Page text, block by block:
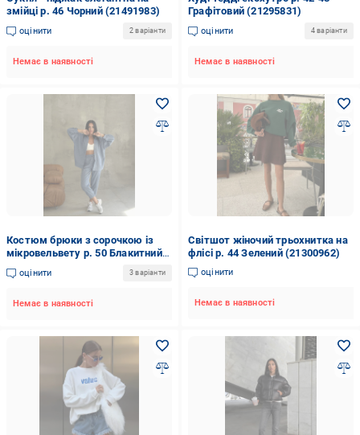
змійці р. 46 Чорний (21491983)
оцінити 2 варіанти
Немає в наявності
Графітовий (21295831)
оцінити 4 варіанти
Немає в наявності
Костюм брюки з сорочкою із
мікровельвету р. 50 Блакитний
(082.12)
оцінити 3 варіанти
Немає в наявності
Cвітшот жіночий трьохнитка на
флісі р. 44 Зелений (21300962)
оцінити
Немає в наявності